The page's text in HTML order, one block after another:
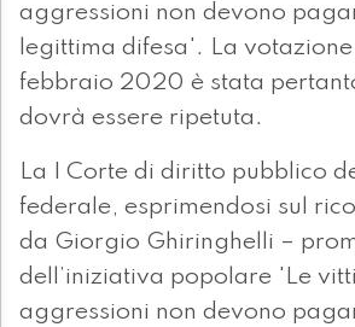
aggressioni non devono
legittima difesa'. La
febbraio 2020 è stata
dovrà essere ripetuta.
La I Corte di diritto pubblico
federale, esprimendosi sul
da Giorgio Ghiringhelli –
dell’iniziativa popolare 'Le
aggressioni non devono